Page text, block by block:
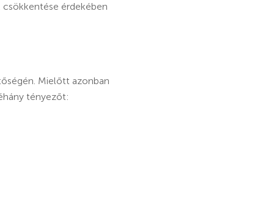
érdekében
Mielőtt azonban
tényezőt: